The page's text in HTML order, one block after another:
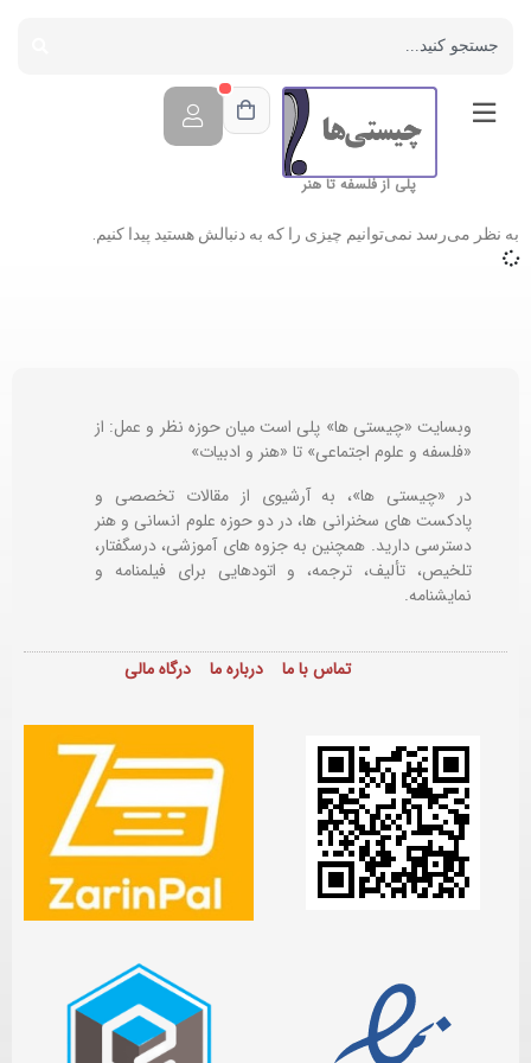
پلی از فلسفه تا هنر
به نظر می‌رسد نمی‌توانیم چیزی را که به دنبالش هستید پیدا کنیم.
وبسایت «چیستی ها» پلی است میان حوزه نظر و عمل: از
«فلسفه و علوم اجتماعی» تا «هنر و ادبیات»
در «چیستی ها»، به آرشیوی از مقالات تخصصی و
پادکست های سخنرانی ها، در دو حوزه علوم انسانی و هنر
دسترسی دارید. همچنین به جزوه های آموزشی، درسگفتار،
تلخیص، تألیف، ترجمه، و اتودهایی برایفیلمنامه و
نمایشنامه.
تماس با ما درباره ما درگاه مالی